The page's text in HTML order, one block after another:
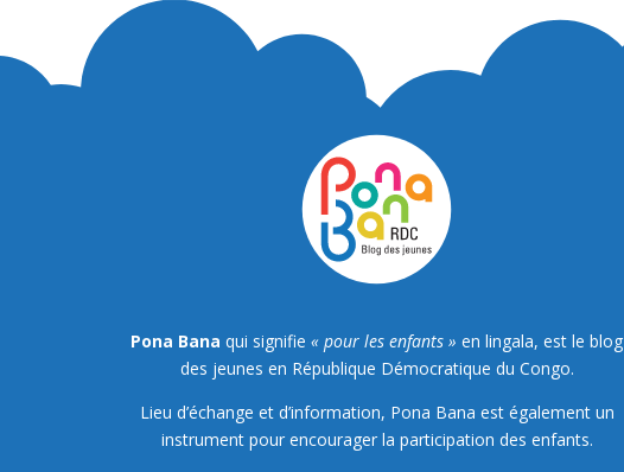
Pona Bana qui signifie« pour les enfants » en lingala, est le blog
des jeunes en République Démocratique du Congo.
Lieu d’échange et d’information, Pona Bana est également un
instrument pour encourager la participation des enfants.